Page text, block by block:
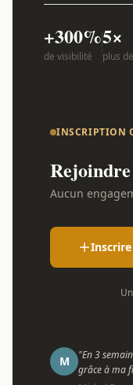
+300%
de visibilité
5×
plus
INSCRIPTION
Aucun
M
"En 3
grâce à ma